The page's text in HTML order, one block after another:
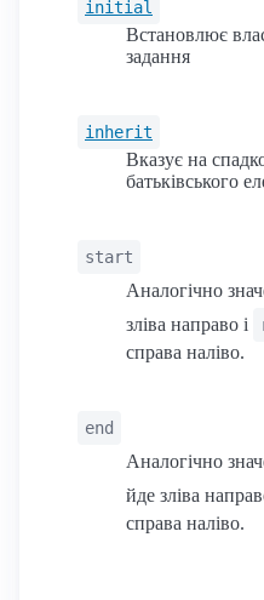
initial
Встановлює
задання
inherit
Вказує на
батьківського
start
Аналогічно
зліва направо і
справа наліво.
end
Аналогічно
йде зліва
справа наліво.